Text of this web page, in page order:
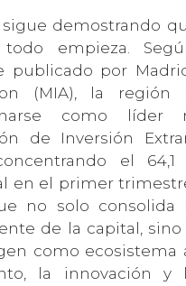
sigue demostrando
todo empieza.
publicado por
(MIA), la región
como líder
de Inversión
el
en el primer
no solo consolida
de la capital,
como ecosistema
la innovación y